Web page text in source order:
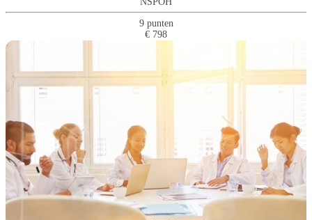
9 punten
€ 798